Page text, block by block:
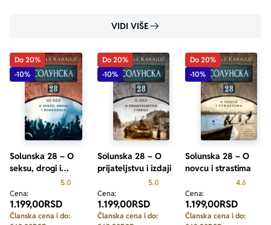
VIDI VIŠE
Do 20%
-10%
Solunska 28 – O
seksu, drogi i
5.0 Prosecna ocena je 5.0 od 5
Cena:
1.199,00RSD
Članska cena i do:
Do 20%
-10%
Solunska 28 – O
prijateljstvu i izdaji
5.0 Prosecna ocena je 5.0 od 5
Cena:
1.199,00RSD
Članska cena i do:
Do 20%
-10%
Solunska 28 – O
novcu i strastima
4.6
Cena:
1.199,00RSD
Članska cena i do: